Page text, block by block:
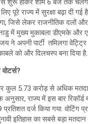
शुरू होकर शाम 6 बजे तक चलेगी.
पूरे राज्य में सुरक्षा बढ़ा दी गई
जिसे लेकर राजनीतिक दलों
में मुख्य मुकाबला डीएमके और
ने अपनी पार्टी तमिलगा
को और दिलचस्प बना दिया है.
कुल 5.73 करोड़ से अधिक
राज्य में इस बार रिकॉर्ड
दर्ज किया गया. वोटिंग
इतिहास का सबसे बड़ा मतदान